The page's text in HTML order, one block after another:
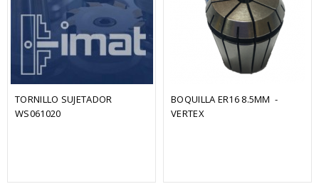
TORNILLO SUJETADOR
WS061020
BOQUILLA ER16 8.5MM  -
VERTEX